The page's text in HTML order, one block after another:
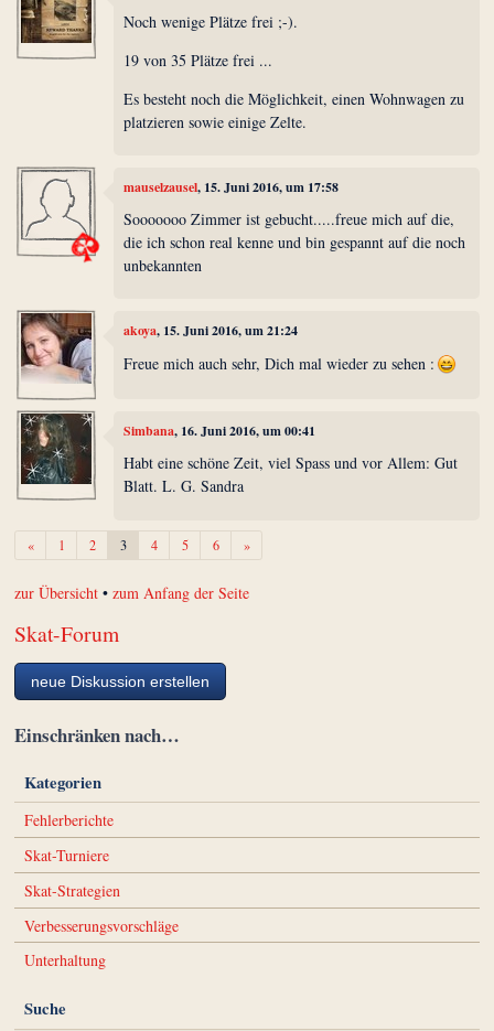
Noch wenige Plätze frei ;-).
19 von 35 Plätze frei ...
Es besteht noch die Möglichkeit, einen Wohnwagen zu
platzieren sowie einige Zelte.
mauselzausel, 15. Juni 2016, um 17:58
Sooooooo Zimmer ist gebucht.....freue mich auf die,
die ich schon real kenne und bin gespannt auf die noch
unbekannten
akoya, 15. Juni 2016, um 21:24
Freue mich auch sehr, Dich mal wieder zu sehen :
Simbana, 16. Juni 2016, um 00:41
Habt eine schöne Zeit, viel Spass und vor Allem: Gut
Blatt. L. G. Sandra
«Zurück1 2 3 4 5 6 »Weiter
zur Übersicht •zum Anfang der Seite
Skat-Forum
neue Diskussion erstellen
Einschränken nach…
Kategorien
Fehlerberichte
Skat-Turniere
Skat-Strategien
Verbesserungsvorschläge
Unterhaltung
Suche